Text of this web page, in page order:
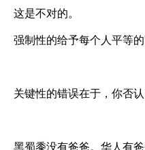
这是不对的。
强制性的给予每个人平等
关键性的错误在于，你否
黑蜀黍没有爸爸。华人有爸